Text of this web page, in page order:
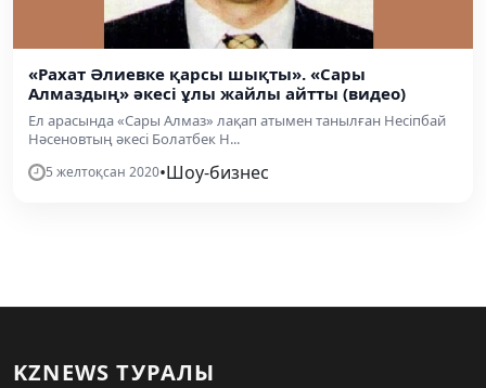
«Рахат Әлиевке қарсы шықты». «Сары
Алмаздың» әкесі ұлы жайлы айтты (видео)
Ел арасында «Сары Алмаз» лақап атымен танылған Несіпбай
Нәсеновтың әкесі Болатбек Н...
5 желтоқсан 2020•Шоу-бизнес
KZNEWS ТУРАЛЫ